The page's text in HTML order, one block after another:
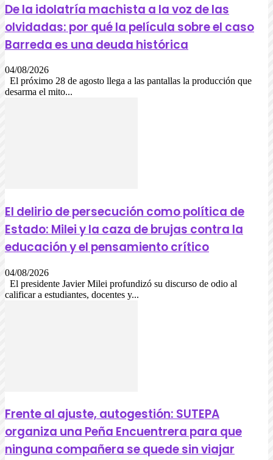
De la idolatría machista a la voz de las
olvidadas: por qué la película sobre el caso
Barreda es una deuda histórica
04/08/2026
El próximo 28 de agosto llega a las pantallas la producción que
desarma el mito...
El delirio de persecución como política de
Estado: Milei y la caza de brujas contra la
educación y el pensamiento crítico
04/08/2026
El presidente Javier Milei profundizó su discurso de odio al
calificar a estudiantes, docentes y...
Frente al ajuste, autogestión: SUTEPA
organiza una Peña Encuentrera para que
ninguna compañera se quede sin viajar